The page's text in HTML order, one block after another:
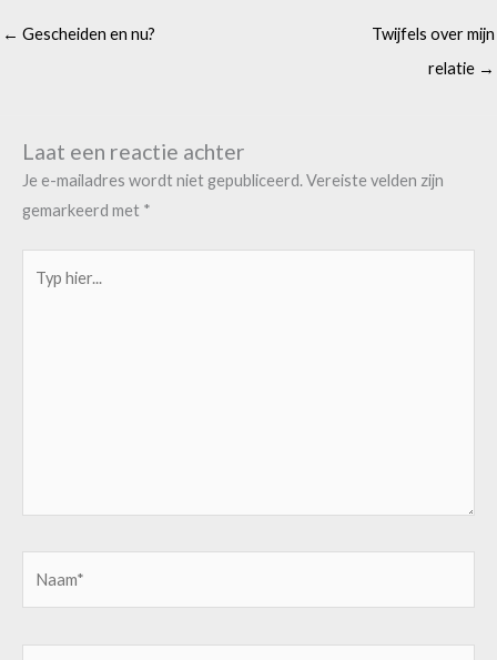
← Gescheiden en nu?
Twijfels over mijn
relatie →
Laat een reactie achter
Je e-mailadres wordt niet gepubliceerd.Vereiste velden zijn
gemarkeerd met *
hier...